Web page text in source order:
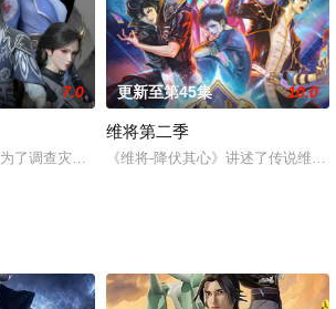
品，腾讯视频独播，敬请期待！
7.0
了调查灾祸原因来到天都附近的白雾山，谁知竟遇
更新至第45集 10.0
维将第二季
《维将-降伏其心》讲述了传说维